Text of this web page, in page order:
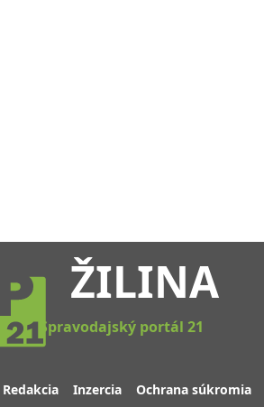
ŽILINA
Spravodajský portál 21
Redakcia Inzercia Ochrana súkromia